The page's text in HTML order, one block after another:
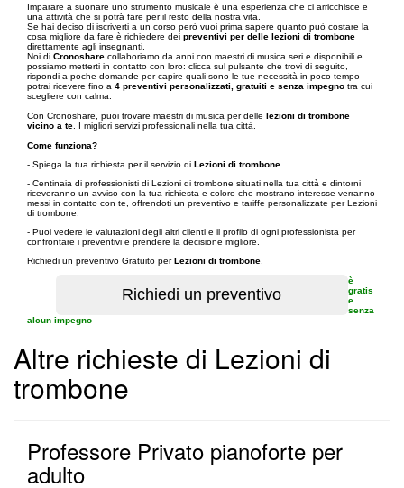
Imparare a suonare uno strumento musicale è una esperienza che ci arricchisce e
una attività che si potrà fare per il resto della nostra vita.
Se hai deciso di iscriverti a un corso però vuoi prima sapere quanto può costare la
cosa migliore da fare è richiedere dei preventivi per delle lezioni di trombone
direttamente agli insegnanti.
Noi di Cronoshare collaboriamo da anni con maestri di musica seri e disponibili e
possiamo metterti in contatto con loro: clicca sul pulsante che trovi di seguito,
rispondi a poche domande per capire quali sono le tue necessità in poco tempo
potrai ricevere fino a 4 preventivi personalizzati, gratuiti e senza impegno tra cui
scegliere con calma.
Con Cronoshare, puoi trovare maestri di musica per delle lezioni di trombone
vicino a te . I migliori servizi professionali nella tua città.
Come funziona?
- Spiega la tua richiesta per il servizio di Lezioni di trombone
- Centinaia di professionisti di Lezioni di trombone situati nella tua città e dintorni
riceveranno un avviso con la tua richiesta e coloro che mostrano interesse verranno
messi in contatto con te, offrendoti un preventivo e tariffe personalizzate per Lezioni
di trombone.
- Puoi vedere le valutazioni degli altri clienti e il profilo di ogni professionista per
confrontare i preventivi e prendere la decisione migliore.
Richiedi un preventivo Gratuito perLezioni di trombone
è
gratis
e
senza
alcun impegno
Altre richieste di Lezioni di
trombone
Professore Privato pianoforte per
adulto